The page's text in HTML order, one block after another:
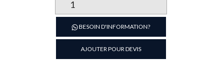
de
Plat
carre
avec
effet
BESOIN D'INFORMATION?
AJOUTER POUR DEVIS